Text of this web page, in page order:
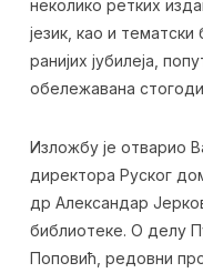
неколико ретких
језик, као и
ранијих јубилеја,
обележавана
Изложбу је отварио
директора Руског
др Александар
библиотеке. О делу
Поповић, редовни